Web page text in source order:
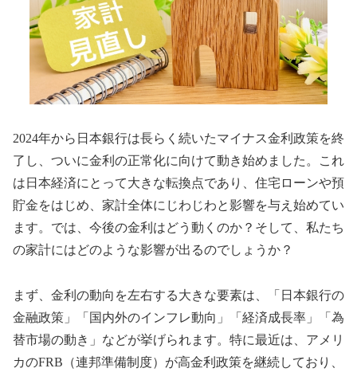
2024年から日本銀行は長らく続いたマイナス金利政策を終
了し、ついに金利の正常化に向けて動き始めました。これ
は日本経済にとって大きな転換点であり、住宅ローンや預
貯金をはじめ、家計全体にじわじわと影響を与え始めてい
ます。では、今後の金利はどう動くのか？そして、私たち
の家計にはどのような影響が出るのでしょうか？
まず、金利の動向を左右する大きな要素は、「日本銀行の
金融政策」「国内外のインフレ動向」「経済成長率」「為
替市場の動き」などが挙げられます。特に最近は、アメリ
カのFRB（連邦準備制度）が高金利政策を継続しており、